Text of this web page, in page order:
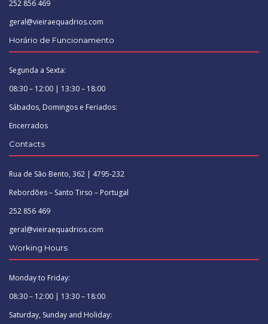
252 856 469
geral@vieiraequadrios.com
Horário de Funcionamento
Segunda a Sexta:
08:30 – 12:00 | 13:30 – 18:00
Sábados, Domingos e Feriados:
Encerrados
Contacts
Rua de São Bento, 362 | 4795-232
Rebordões – Santo Tirso – Portugal
252 856 469
geral@vieiraequadrios.com
Working Hours
Monday to Friday:
08:30 – 12:00 | 13:30 – 18:00
Saturday, Sunday and Holiday: